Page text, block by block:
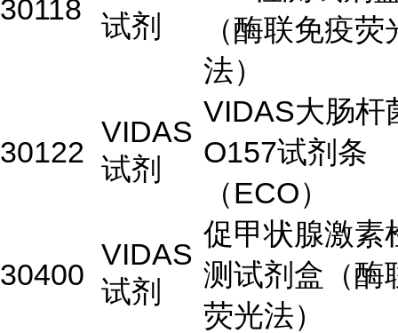
30118
试剂
（酶联免疫荧
法）
30122
VIDAS
试剂
VIDAS大肠杆
O157试剂条
（ECO）
30400
VIDAS
试剂
促甲状腺激素
测试剂盒（酶
荧光法）